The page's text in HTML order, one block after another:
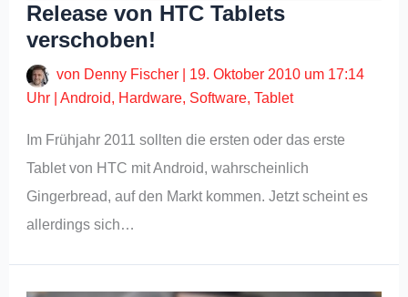
Release von HTC Tablets
verschoben!
von Denny Fischer
19. Oktober 2010 um 17:14
Uhr |Android, Hardware, Software,Tablet
Im Frühjahr 2011 sollten die ersten oder das erste
Tablet von HTC mit Android, wahrscheinlich
Gingerbread, auf den Markt kommen. Jetzt scheint es
allerdings sich…